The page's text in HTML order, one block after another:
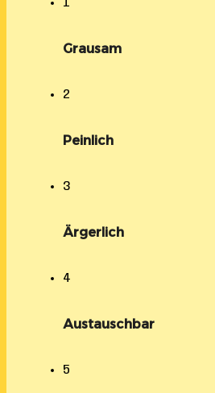
Grausam
2
Peinlich
3
Ärgerlich
4
Austauschbar
5